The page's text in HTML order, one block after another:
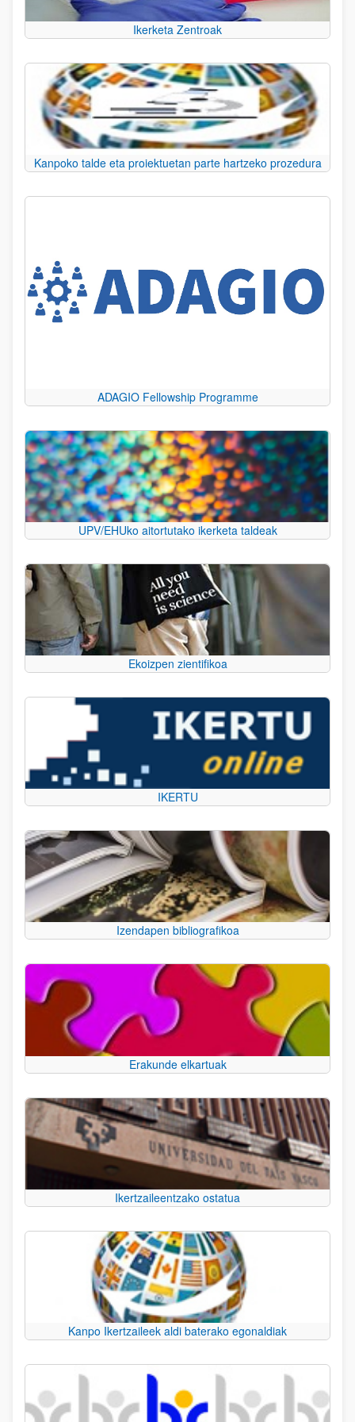
Ikerketa Zentroak
Kanpoko talde eta proiektuetan parte hartzeko prozedura
ADAGIO Fellowship Programme
UPV/EHUko aitortutako ikerketa taldeak
Ekoizpen zientifikoa
IKERTU
Izendapen bibliografikoa
Erakunde elkartuak
Ikertzaileentzako ostatua
Kanpo Ikertzaileek aldi baterako egonaldiak